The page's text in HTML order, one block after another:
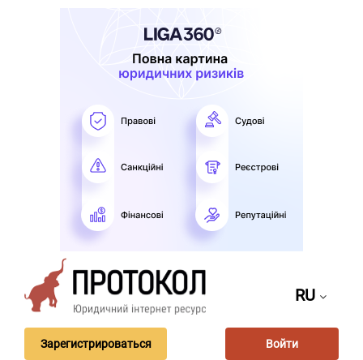
RU
Зарегистрироваться Войти